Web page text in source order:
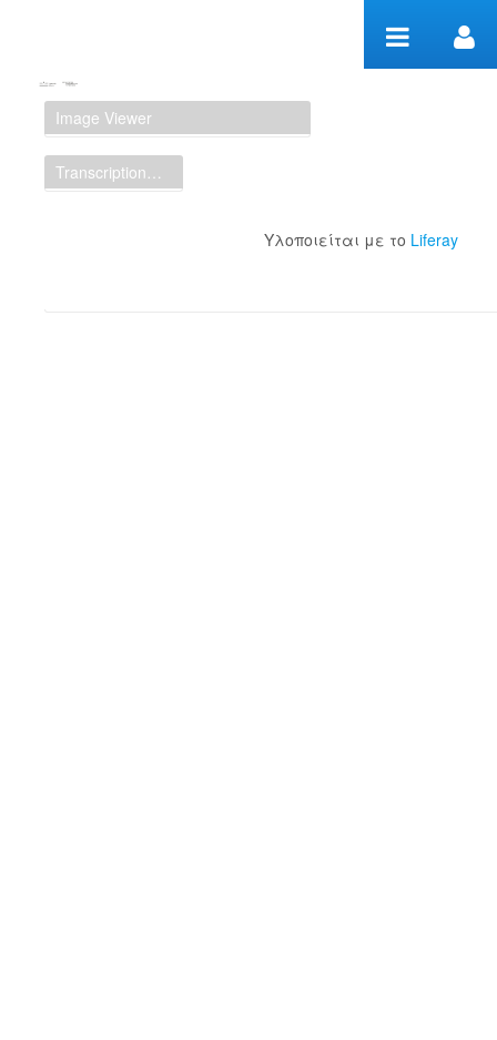
Manuscript Workspace
Image Viewer
Transcription Display
Υλοποιείται με το Liferay